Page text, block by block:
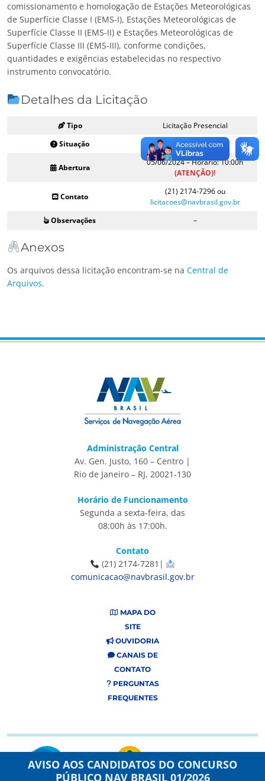
AVISO AOS CANDIDATOS DO CONCURSO
PÚBLICO NAV BRASIL 01/2026
comissionamento e homologação de Estações Meteorológicas
de Superfície Classe I (EMS-I), Estações Meteorológicas de
Superfície Classe II (EMS-II) e Estações Meteorológicas de
Superfície Classe III (EMS-III), conforme condições,
quantidades e exigências estabelecidas no respectivo
instrumento convocatório.
Detalhes da Licitação
Tipo
Licitação Presencial
Situação
Aberto
Abertura
05/06/2024 – Horário: 10:00h
(ATENÇÃO)!
Contato
(21) 2174-7296 ou
licitacoes@navbrasil.gov.br
Observações
–
Anexos
Os arquivos dessa licitação encontram-se na Central de
Arquivos.
Administração Central
Av. Gen. Justo, 160 – Centro |
Rio de Janeiro – RJ, 20021-130
Horário de Funcionamento
Segunda a sexta-feira, das
08:00h às 17:00h.
Contato
(21) 2174-7281|
comunicacao@navbrasil.gov.br
MAPA DO
SITE
OUVIDORIA
CANAIS DE
CONTATO
PERGUNTAS
FREQUENTES